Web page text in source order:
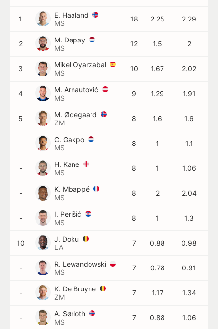
1
E. Haaland
MS
18 2.25 2.29
2
M. Depay
MS
12 1.5 2
3
Mikel Oyarzabal
MS
10 1.67 2.02
4
M. Arnautović
MS
9 1.29 1.91
5
M. Ødegaard
ZM
8 1.6 1.6
-
C. Gakpo
MS
8 1 1.1
-
H. Kane
MS
8 1 1.06
-
K. Mbappé
MS
8 2 2.04
-
I. Perišić
MS
8 1 1.3
10
J. Doku
LA
7 0.88 0.98
-
R. Lewandowski
MS
7 0.78 0.91
-
K. De Bruyne
ZM
7 1.17 1.34
-
A. Sørloth
MS
7 0.88 1.06